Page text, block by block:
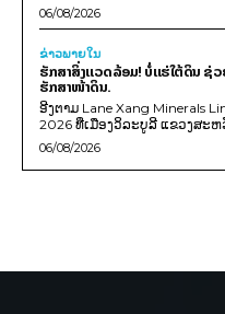
06/08/2026
ຂ່າວພາຍ​ໃນ
ຮັກສາສິ່ງແວດລ້ອມ! ບໍ່ແຮ່ໃຕ້ດິນ
ຮັກສາໜ້າດິນ.
ອີງຕາມ Lane Xang Minerals
2026 ທີ່ເມືອງວິລະບູລີ ແຂວງສະ
06/08/2026